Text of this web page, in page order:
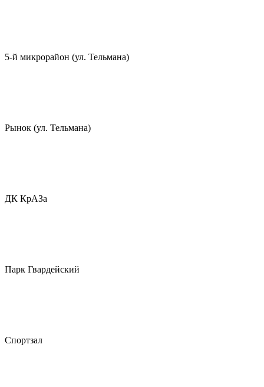
5-й микрорайон (ул. Тельмана)
Рынок (ул. Тельмана)
ДК КрАЗа
Парк Гвардейский
Спортзал